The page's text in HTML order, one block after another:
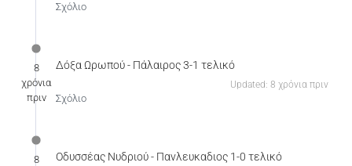
Σχόλιο
8
χρόνια
πριν
Δόξα Ωρωπού - Πάλαιρος 3-1 τελικό
Updated: 8 χρόνια πριν
Σχόλιο
8
Οδυσσέας Νυδριού - Πανλευκαδιος 1-0 τελικό